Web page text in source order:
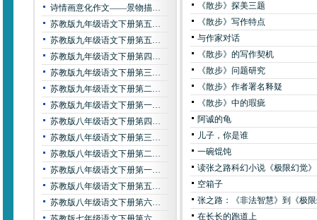
诗情画意化作文——景物描…
苏教版九年级语文下册第五…
苏教版九年级语文下册第五…
苏教版九年级语文下册第四…
苏教版九年级语文下册第三…
苏教版九年级语文下册第二…
苏教版九年级语文下册第一…
苏教版八年级语文下册第四…
苏教版八年级语文下册第三…
苏教版八年级语文下册第二…
苏教版八年级语文下册第一…
苏教版八年级语文下册第五…
苏教版八年级语文下册第六…
《散步》探美三题
《散步》写作特点
与作家对话
《散步》的写作契机
《散步》问题研究
《散步》作者署名释疑
《散步》中的瑕疵
阿诚的龟
儿子，你是谁
一碗馄饨
读张之路科幻小说《极限幻觉》
空箱子
张之路：《非法智慧》到《极
在长长的跑道上